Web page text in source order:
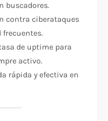
buscadores.
contra ciberataques
frecuentes.
de uptime para
activo.
rápida y efectiva en